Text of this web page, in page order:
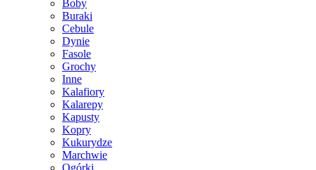
Boby
Buraki
Cebule
Dynie
Fasole
Grochy
Inne
Kalafiory
Kalarepy
Kapusty
Kopry
Kukurydze
Marchwie
Ogórki